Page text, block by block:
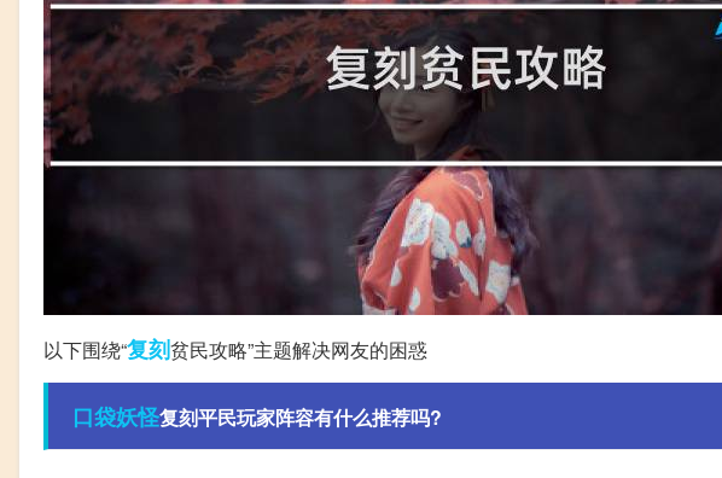
以下围绕“复刻贫民攻略”主题解决网友的困惑
口袋妖怪复刻平民玩家阵容有什么推荐吗?